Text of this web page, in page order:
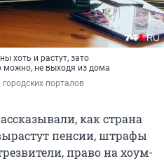
хоть и растут, зато
можно, не выходя из дома
порталов
как страна
пенсии, штрафы
право на хоум-